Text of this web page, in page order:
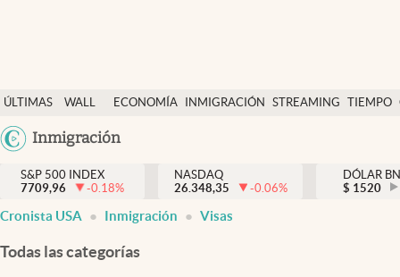
ÚLTIMAS
NOTICIAS
WALL
Y
DÓLAR
ECONOMÍA INMIGRACIÓN STREAMING TIEMPO
México
Inmigración
Finanzas y economía
Wall Street y dólar
Inmigración
S&P 500 INDEX
7709,96
-0.18%
NASDAQ
26.348,35
-0.06%
DÓLAR
$ 1520
Cronista USA Inmigración Visas
Todas las categorías